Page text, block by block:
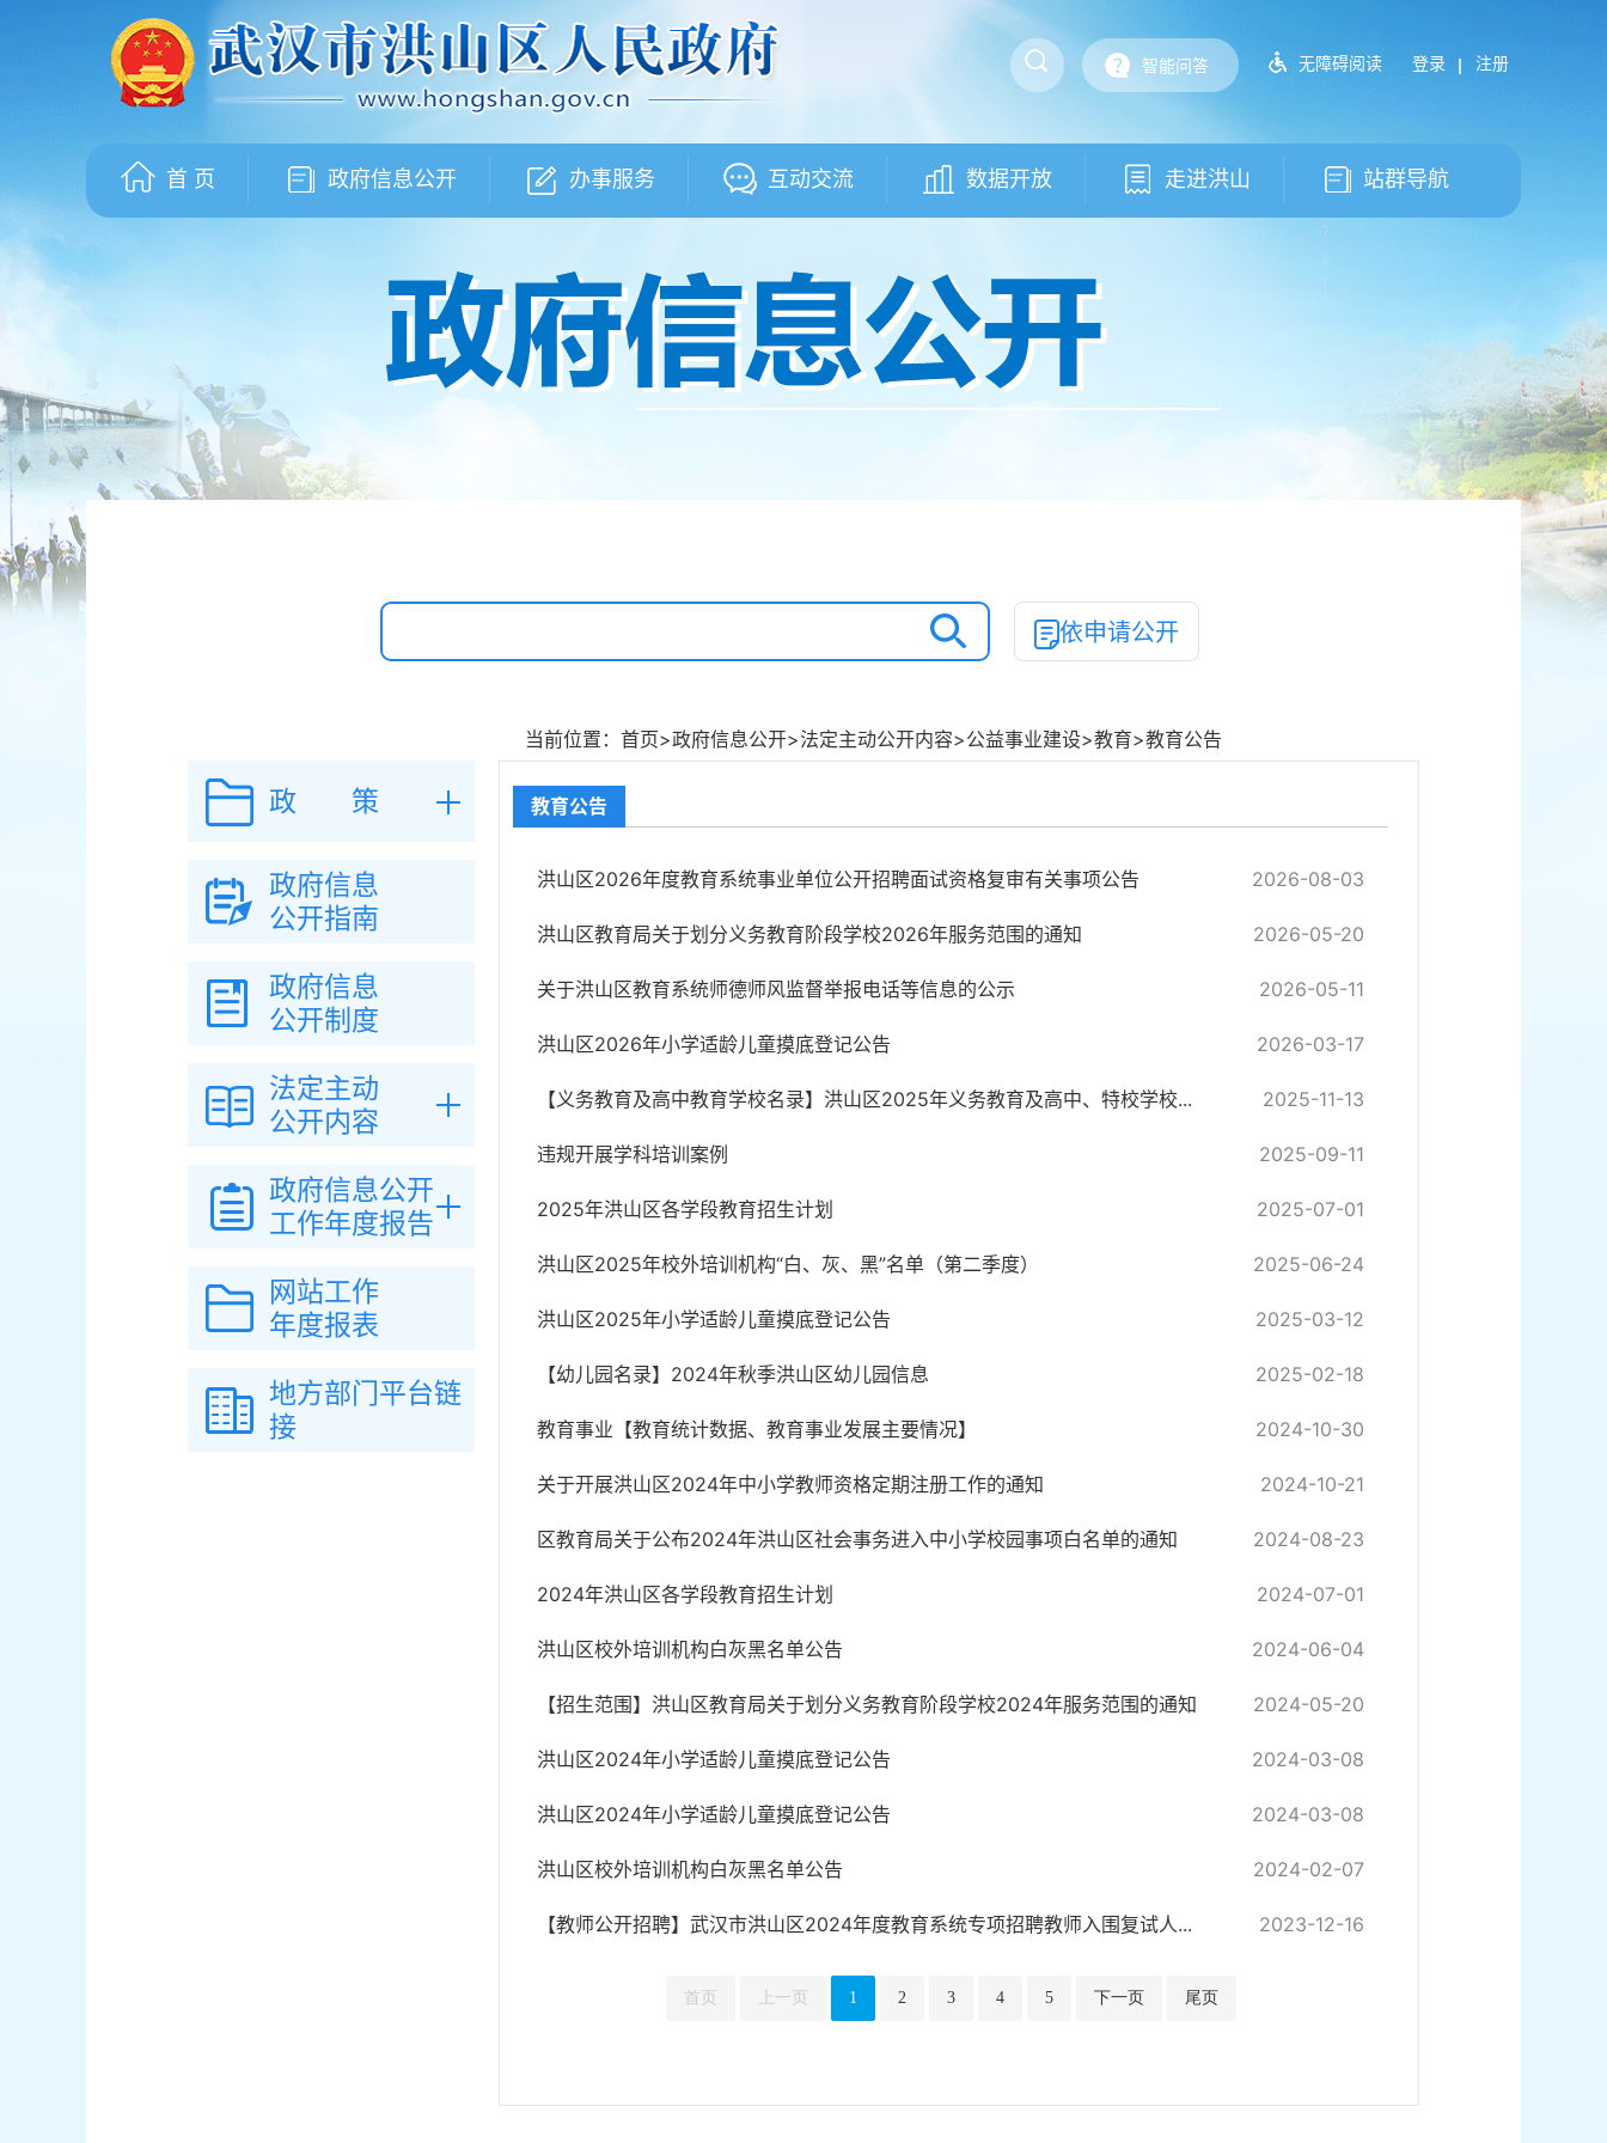
无障碍阅读 登录 注册
智能问答
首 页 政府信息公开 办事服务 互动交流 数据开放 走进洪山 站群导航
依申请公开
政 策
政府信息
公开指南
政府信息
公开制度
法定主动
公开内容
政府信息公开
工作年度报告
网站工作
年度报表
地方部门平台链
接
当前位置： 首页>政府信息公开>法定主动公开内容>公益事业建设>教育>教育公告
教育公告
洪山区2026年度教育系统事业单位公开招聘面试资格复审有关事项公告 2026-08-03
洪山区教育局关于划分义务教育阶段学校2026年服务范围的通知 2026-05-20
关于洪山区教育系统师德师风监督举报电话等信息的公示 2026-05-11
洪山区2026年小学适龄儿童摸底登记公告 2026-03-17
【义务教育及高中教育学校名录】洪山区2025年义务教育及高中、特校学校... 2025-11-13
违规开展学科培训案例 2025-09-11
2025年洪山区各学段教育招生计划 2025-07-01
洪山区2025年校外培训机构“白、灰、黑”名单（第二季度） 2025-06-24
洪山区2025年小学适龄儿童摸底登记公告 2025-03-12
【幼儿园名录】2024年秋季洪山区幼儿园信息 2025-02-18
教育事业【教育统计数据、教育事业发展主要情况】 2024-10-30
关于开展洪山区2024年中小学教师资格定期注册工作的通知 2024-10-21
区教育局关于公布2024年洪山区社会事务进入中小学校园事项白名单的通知 2024-08-23
2024年洪山区各学段教育招生计划 2024-07-01
洪山区校外培训机构白灰黑名单公告 2024-06-04
【招生范围】洪山区教育局关于划分义务教育阶段学校2024年服务范围的通知 2024-05-20
洪山区2024年小学适龄儿童摸底登记公告 2024-03-08
洪山区2024年小学适龄儿童摸底登记公告 2024-03-08
洪山区校外培训机构白灰黑名单公告 2024-02-07
【教师公开招聘】武汉市洪山区2024年度教育系统专项招聘教师入围复试人... 2023-12-16
首页 上一页 1 2 3 4 5 下一页 尾页